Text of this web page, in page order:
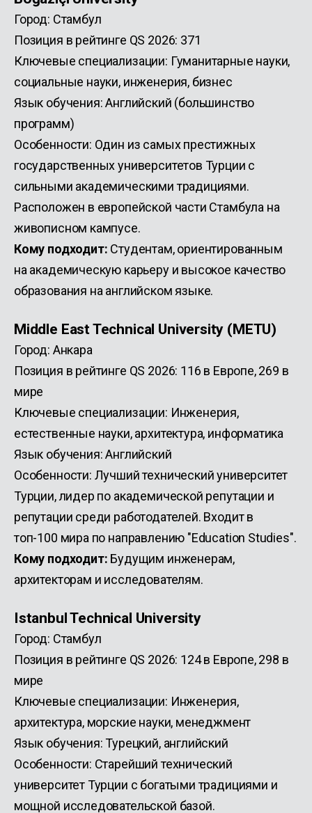
Город: Стамбул
Позиция в рейтинге QS 2026: 371
Ключевые специализации: Гуманитарные науки,
социальные науки, инженерия, бизнес
Язык обучения: Английский (большинство
программ)
Особенности: Один из самых престижных
государственных университетов Турции с
сильными академическими традициями.
Расположен в европейской части Стамбула на
живописном кампусе.
Кому подходит: Студентам, ориентированным
на академическую карьеру и высокое качество
образования на английском языке.
Middle East Technical University (METU)
Город: Анкара
Позиция в рейтинге QS 2026: 116 в Европе, 269 в
мире
Ключевые специализации: Инженерия,
естественные науки, архитектура, информатика
Язык обучения: Английский
Особенности: Лучший технический университет
Турции, лидер по академической репутации и
репутации среди работодателей. Входит в
топ-100 мира по направлению "Education Studies".
Кому подходит: Будущим инженерам,
архитекторам и исследователям.
Istanbul Technical University
Город: Стамбул
Позиция в рейтинге QS 2026: 124 в Европе, 298 в
мире
Ключевые специализации: Инженерия,
архитектура, морские науки, менеджмент
Язык обучения: Турецкий, английский
Особенности: Старейший технический
университет Турции с богатыми традициями и
мощной исследовательской базой.